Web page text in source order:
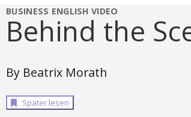
BUSINESS ENGLISH VIDEO
Behind the
By Beatrix Morath
Später lesen